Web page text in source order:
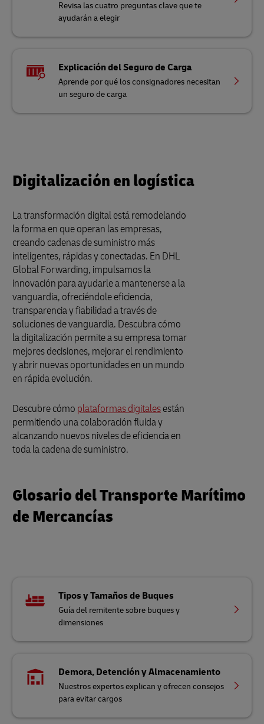
Revisa las cuatro preguntas clave que te
ayudarán a elegir
Explicación del Seguro de Carga
Aprende por qué los consignadores necesitan
un seguro de carga
Digitalización en logística
La transformación digital está remodelando
la forma en que operan las empresas,
creando cadenas de suministro más
inteligentes, rápidas y conectadas. En DHL
Global Forwarding, impulsamos la
innovación para ayudarle a mantenerse a la
vanguardia, ofreciéndole eficiencia,
transparencia y fiabilidad a través de
soluciones de vanguardia. Descubra cómo
la digitalización permite a su empresa tomar
mejores decisiones, mejorar el rendimiento
y abrir nuevas oportunidades en un mundo
en rápida evolución.
Descubre cómo plataformas digitalesestán
permitiendo una colaboración fluida y
alcanzando nuevos niveles de eficiencia en
toda la cadena de suministro.
Glosario del Transporte Marítimo
de Mercancías
Tipos y Tamaños de Buques
Guía del remitente sobre buques y
dimensiones
Demora, Detención y Almacenamiento
Nuestros expertos explican y ofrecen consejos
para evitar cargos